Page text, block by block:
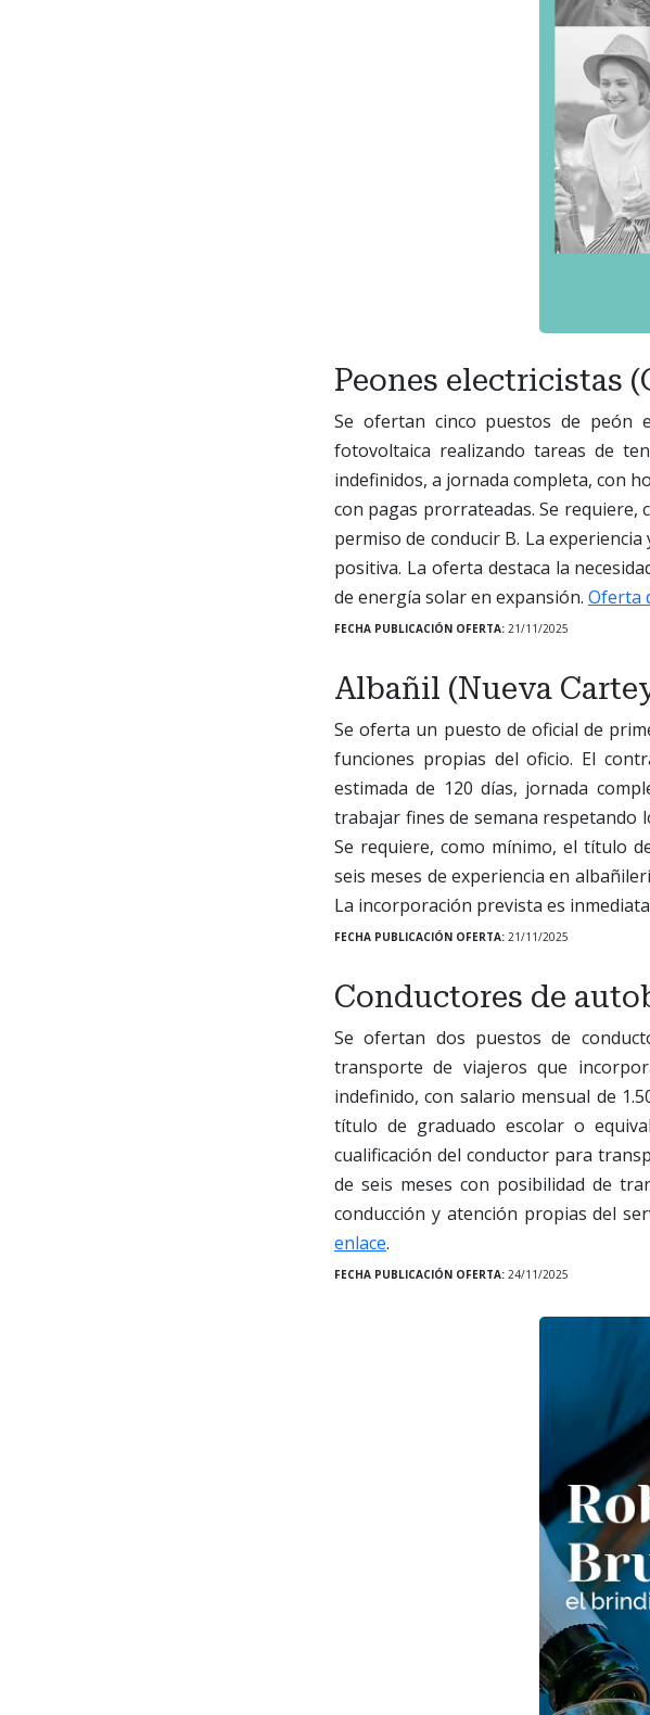
Peones electricistas
Se ofertan cinco puestos de peón
fotovoltaica realizando tareas de
indefinidos, a jornada completa, con
con pagas prorrateadas. Se
permiso de conducir B. La
positiva. La oferta destaca la
de energía solar en expansión. Oferta
FECHA PUBLICACIÓN OFERTA: 21/11/2025
Albañil (Nueva
Se oferta un puesto de oficial de
funciones propias del oficio. El
estimada de 120 días, jornada
trabajar fines de semana respetando
Se requiere, como mínimo, el título
seis meses de experiencia en
La incorporación prevista es
FECHA PUBLICACIÓN OFERTA: 21/11/2025
Conductores de
Se ofertan dos puestos de
transporte de viajeros que
indefinido, con salario mensual de
título de graduado escolar o
cualificación del conductor para
de seis meses con posibilidad de
conducción y atención propias del
enlace.
FECHA PUBLICACIÓN OFERTA: 24/11/2025